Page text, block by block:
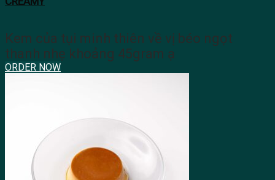
Kem của tụi minh thiên về vị béo ngọt
thanh nhẹ khoảng 45gram ạ
ORDER NOW